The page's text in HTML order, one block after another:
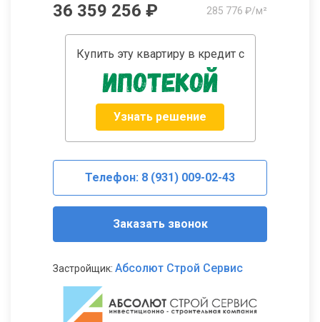
36 359 256 ₽ 285 776 ₽/м²
Купить эту квартиру в кредит с
Узнать решение
Телефон: 8 (931) 009-02-43
Заказать звонок
Застройщик: Абсолют Строй Сервис